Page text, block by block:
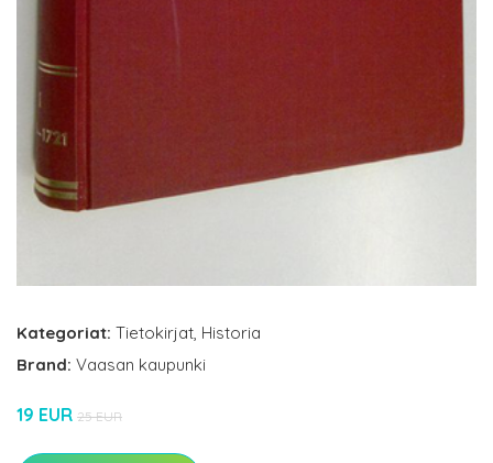
Kategoriat: Tietokirjat Historia
Brand: Vaasan kaupunki
19 EUR 25 EUR